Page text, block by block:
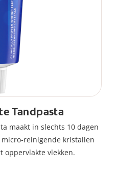
Tandpasta
maakt in slechts 10 dagen
reinigende kristallen
oppervlakte vlekken.